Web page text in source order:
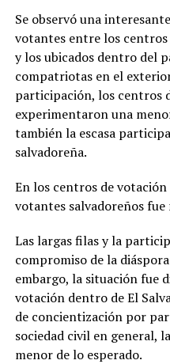
Se observó una
votantes entre los
y los ubicados dentro del
compatriotas en el
participación, los centros
experimentaron una
también la escasa
salvadoreña.
En los centros de
votantes salvadoreños fue
Las largas filas y la
compromiso de la
embargo, la situación fue
votación dentro de El
de concientización por
sociedad civil en general,
menor de lo esperado.